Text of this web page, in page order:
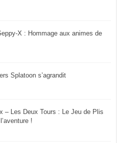
X : Hommage aux animes de
Splatoon s’agrandit
– Les Deux Tours : Le Jeu de Plis
!